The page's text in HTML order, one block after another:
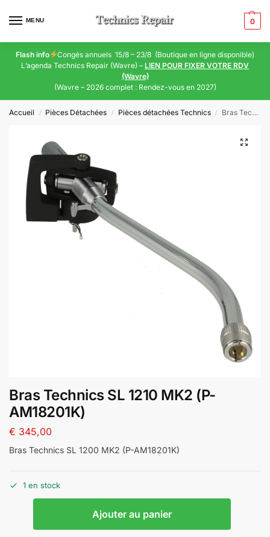
MENU 0
Flash info
Congés annuels 15/8 – 23/8 (Boutique en ligne disponible)
L’agenda Technics Repair (Wavre) – LIEN POUR FIXER VOTRE RDV
(Wavre)
(Wavre – 2026 complet : Rendez-vous en 2027)
Accueil / Pièces Détachées / Pièces détachées Technics / Bras Technics SL 1210 MK2 (P-AM18201K)
Bras Technics SL 1210 MK2 (P-
AM18201K)
€ 345,00
Bras Technics SL 1200 MK2 (P-AM18201K)
1 en stock
Ajouter au panier